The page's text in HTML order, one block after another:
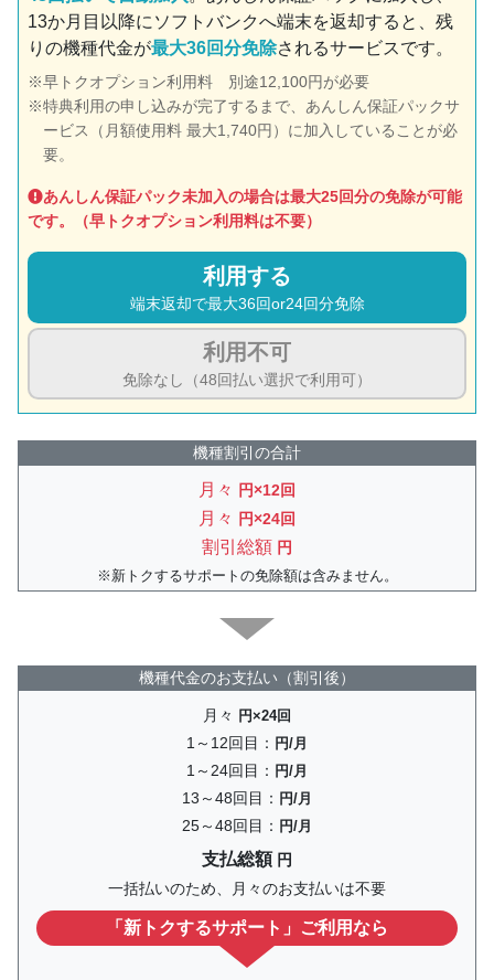
13か月目以降にソフトバンクへ端末を返却すると、残
りの機種代金が最大36回分免除されるサービスです。
早トクオプション利用料 別途12,100円が必要
特典利用の申し込みが完了するまで、あんしん保証パックサ
ービス（月額使用料 最大1,740円）に加入していることが必
要。
あんしん保証パック未加入の場合は最大25回分の免除が可能
です。（早トクオプション利用料は不要）
利用する
端末返却で最大36回or24回分免除
利用不可
免除なし（48回払い選択で利用可）
機種割引の合計
月々 円×12回
月々 円×24回
割引総額 円
新トクするサポートの免除額は含みません。
機種代金のお支払い（割引後）
月々 円×24回
1～12回目： 円/月
1～24回目： 円/月
13～48回目： 円/月
25～48回目： 円/月
支払総額 円
一括払いのため、月々のお支払いは不要
「新トクするサポート」ご利用なら